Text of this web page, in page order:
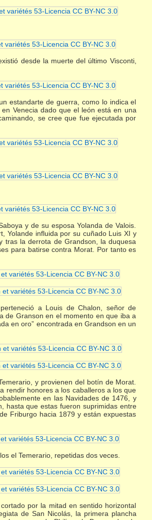
desde la muerte del último Visconti,
estandarte de guerra, como lo indica el
Venecia dado que el león está en una
se cree que fue ejecutada por
y de su esposa Yolanda de Valois.
Yolande influida por su cuñado Luis XI y
tras la derrota de Grandson, la duquesa
para batirse contra Morat. Por tanto es
a Louis de Chalon, señor de
de Granson en el momento en que iba a
en oro” encontrada en Grandson en un
y provienen del botín de Morat.
rendir honores a los caballeros a los que
en las Navidades de 1476, y
hasta que estas fueron suprimidas entre
Friburgo hacia 1879 y están expuestas
el Temerario, repetidas dos veces.
por la mitad en sentido horizontal
de San Nicolás, la primera plancha